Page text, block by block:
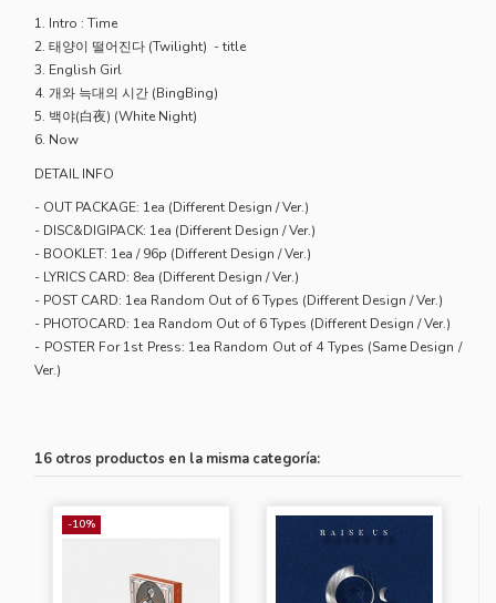
1. Intro : Time
2. 태양이 떨어진다 (Twilight) - title
3. English Girl
4. 개와 늑대의 시간 (BingBing)
5. 백야(白夜) (White Night)
6. Now
DETAIL INFO
- OUT PACKAGE: 1ea (Different Design / Ver.)
- DISC&DIGIPACK: 1ea (Different Design / Ver.)
- BOOKLET: 1ea / 96p (Different Design / Ver.)
- LYRICS CARD: 8ea (Different Design / Ver.)
- POST CARD: 1ea Random Out of 6 Types (Different Design / Ver.)
- PHOTOCARD: 1ea Random Out of 6 Types (Different Design / Ver.)
- POSTER For 1st Press: 1ea Random Out of 4 Types (Same Design /
Ver.)
16 otros productos en la misma categoría:
-10%